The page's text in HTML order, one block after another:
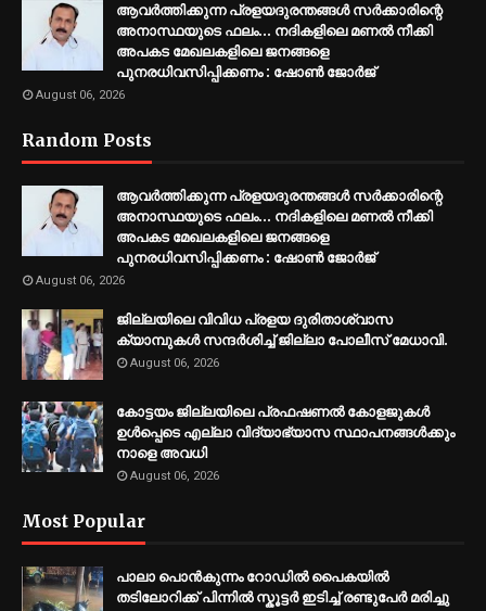
ആവർത്തിക്കുന്ന പ്രളയദുരന്തങ്ങൾ സർക്കാരിന്റെ
അനാസ്ഥയുടെ ഫലം... നദികളിലെ മണൽ നീക്കി
അപകട മേഖലകളിലെ ജനങ്ങളെ
പുനരധിവസിപ്പിക്കണം : ഷോൺ ജോർജ്
August 06, 2026
Random Posts
ആവർത്തിക്കുന്ന പ്രളയദുരന്തങ്ങൾ സർക്കാരിന്റെ
അനാസ്ഥയുടെ ഫലം... നദികളിലെ മണൽ നീക്കി
അപകട മേഖലകളിലെ ജനങ്ങളെ
പുനരധിവസിപ്പിക്കണം : ഷോൺ ജോർജ്
August 06, 2026
ജില്ലയിലെ വിവിധ പ്രളയ ദുരിതാശ്വാസ
ക്യാമ്പുകൾ സന്ദർശിച്ച് ജില്ലാ പോലീസ് മേധാവി.
August 06, 2026
കോട്ടയം ജില്ലയിലെ പ്രഫഷണൽ കോളജുകൾ
ഉൾപ്പെടെ എല്ലാ വിദ്യാഭ്യാസ സ്ഥാപനങ്ങൾക്കും
നാളെ അവധി
August 06, 2026
Most Popular
പാലാ പൊൻകുന്നം റോഡിൽ പൈകയിൽ
തടിലോറിക്ക് പിന്നിൽ സ്കൂട്ടർ ഇടിച്ച് രണ്ടുപേർ മരിച്ചു